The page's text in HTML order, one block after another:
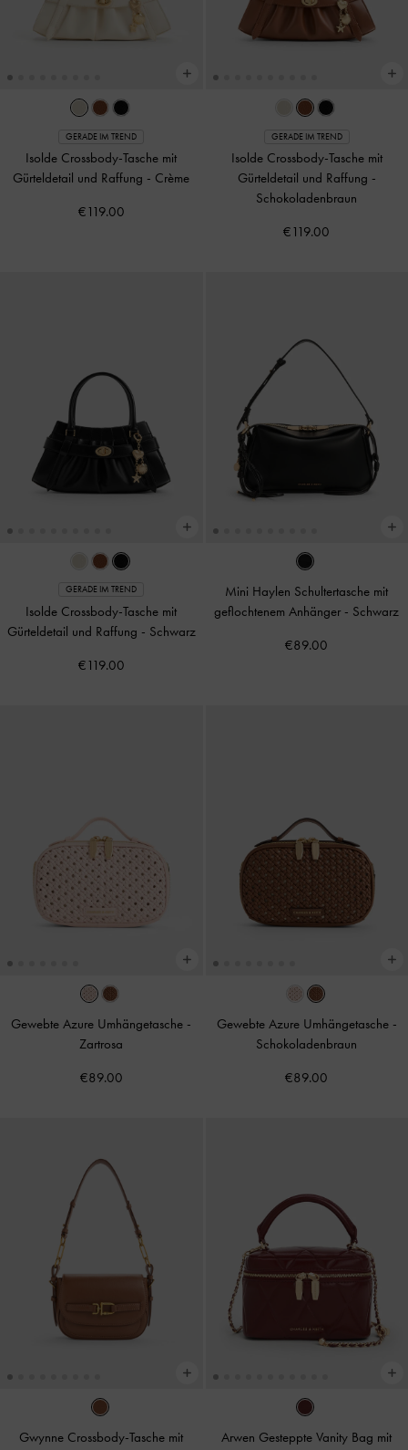
GERADE IM TREND
Isolde Crossbody-Tasche mit
Gürteldetail und Raffung - Crème
€119.00
GERADE IM TREND
Isolde Crossbody-Tasche mit
Gürteldetail und Raffung -
Schokoladenbraun
€119.00
GERADE IM TREND
Isolde Crossbody-Tasche mit
Gürteldetail und Raffung - Schwarz
€119.00
Mini Haylen Schultertasche mit
geflochtenem Anhänger - Schwarz
€89.00
Gewebte Azure Umhängetasche -
Zartrosa
€89.00
Gewebte Azure Umhängetasche -
Schokoladenbraun
€89.00
Gwynne Crossbody-Tasche mit
Arwen Gesteppte Vanity Bag mit